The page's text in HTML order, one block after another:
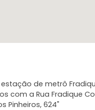
de metrô
com a Rua Fradique
Pinheiros, 624"